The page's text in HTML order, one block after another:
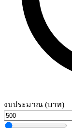
งบประมาณ (บาท)